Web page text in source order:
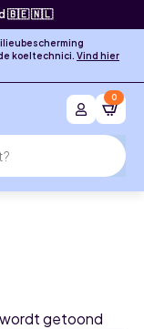
🇧🇪 🇳🇱
koeltechnici. Vind hier
0
getoond